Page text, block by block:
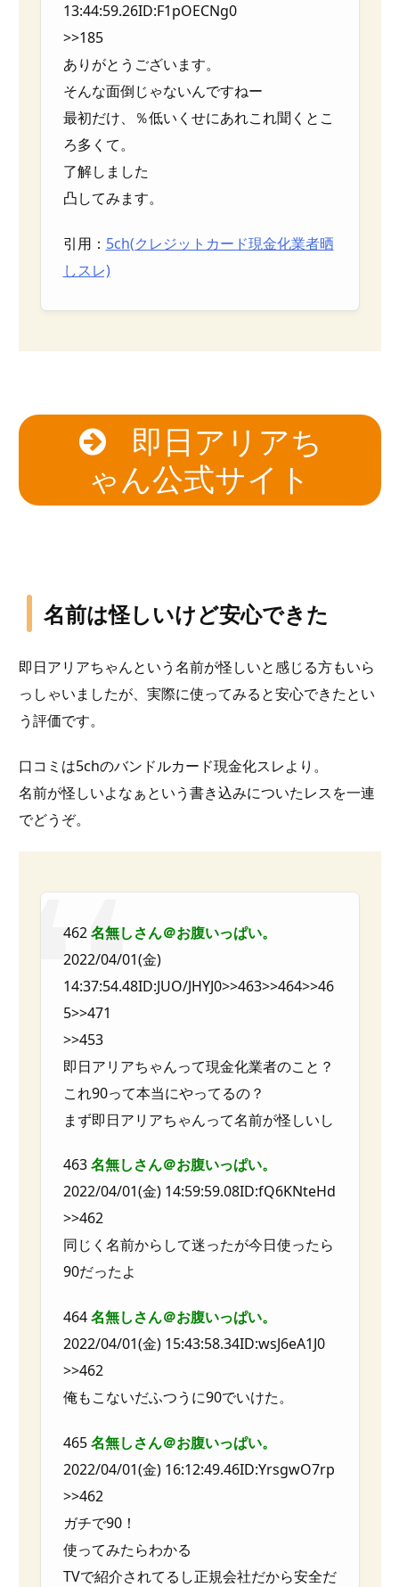
13:44:59.26ID:F1pOECNg0
>>185
ありがとうございます。
そんな面倒じゃないんですねー
最初だけ、％低いくせにあれこれ聞くとこ
ろ多くて。
了解しました
凸してみます。
引用： 5ch(クレジットカード現金化業者晒
しスレ)
即日アリアち
ゃん公式サイト
名前は怪しいけど安心できた
即日アリアちゃんという名前が怪しいと感じる方もいら
っしゃいましたが、実際に使ってみると安心できたとい
う評価です。
口コミは5chのバンドルカード現金化スレより。
名前が怪しいよなぁという書き込みについたレスを一連
でどうぞ。
462名無しさん＠お腹いっぱい。
2022/04/01(金)
14:37:54.48ID:JUO/JHYJ0>>463>>464>>46
5>>471
>>453
即日アリアちゃんって現金化業者のこと？
これ90って本当にやってるの？
まず即日アリアちゃんって名前が怪しいし
463名無しさん＠お腹いっぱい。
2022/04/01(金) 14:59:59.08ID:fQ6KNteHd
>>462
同じく名前からして迷ったが今日使ったら
90だったよ
464名無しさん＠お腹いっぱい。
2022/04/01(金) 15:43:58.34ID:wsJ6eA1J0
>>462
俺もこないだふつうに90でいけた。
465名無しさん＠お腹いっぱい。
2022/04/01(金) 16:12:49.46ID:YrsgwO7rp
>>462
ガチで90！
使ってみたらわかる
TVで紹介されてるし正規会社だから安全だ